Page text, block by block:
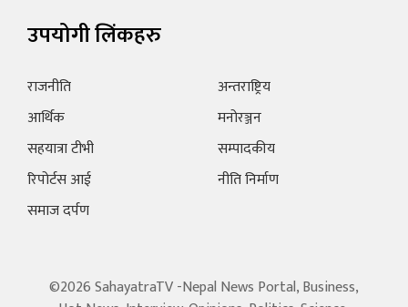
उपयोगी लिंकहरु
राजनीति
आर्थिक
सहयात्रा टीभी
रिपोर्टस आई
समाज दर्पण
अन्तराष्ट्रिय
मनोरञ्जन
सम्पादकीय
नीति निर्माण
©2026 SahayatraTV -Nepal News Portal, Business,